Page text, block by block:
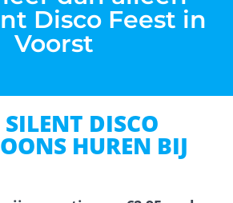
Disco Feest in
Voorst
DISCO
HUREN BIJ